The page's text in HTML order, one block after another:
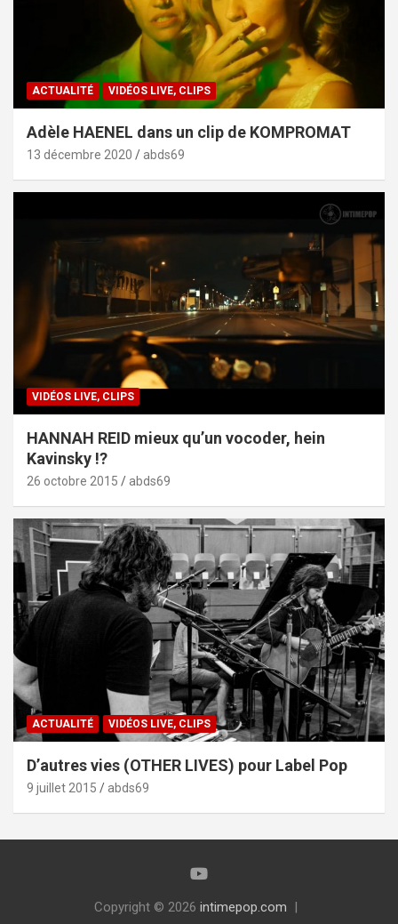
ACTUALITÉ VIDÉOS LIVE, CLIPS
Adèle HAENEL dans un clip de KOMPROMAT
13 décembre 2020 abds69
VIDÉOS LIVE, CLIPS
HANNAH REID mieux qu’un vocoder, hein
Kavinsky !?
26 octobre 2015 abds69
ACTUALITÉ VIDÉOS LIVE, CLIPS
D’autres vies (OTHER LIVES) pour Label Pop
9 juillet 2015 abds69
Copyright © 2026 intimepop.com